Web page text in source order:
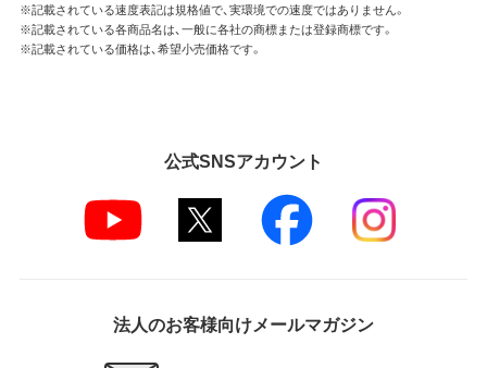
※記載されている速度表記は規格値で、実環境での速度ではありません。
※記載されている各商品名は、一般に各社の商標または登録商標です。
※記載されている価格は、希望小売価格です。
公式SNSアカウント
法人のお客様向けメールマガジン